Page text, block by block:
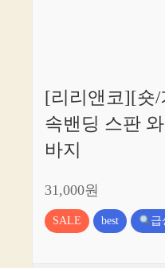
[리리앤코][숏/
속밴딩 스판
바지
31,000원
SALE best 급